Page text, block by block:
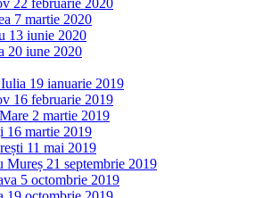
22 februarie 2020
7 martie 2020
13 iunie 2020
20 iune 2020
19 ianuarie 2019
16 februarie 2019
2 martie 2019
16 martie 2019
11 mai 2019
Mureș 21 septembrie 2019
5 octombrie 2019